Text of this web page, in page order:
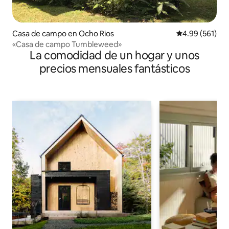
Casa de campo en Ocho Rios Calificación
4.99 (561)
«Casa de campo Tumbleweed»
La comodidad de un hogar y unos
precios mensuales fantásticos